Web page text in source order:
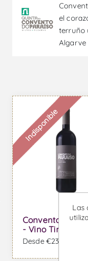
el
terruño
Algarve
Indisponible
Convento do
- Vino Tinto
Desde €23,65 IVA
Las